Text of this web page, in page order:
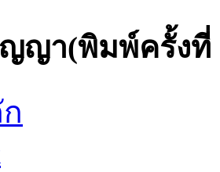
ญา(พิมพ์ครั้งที่